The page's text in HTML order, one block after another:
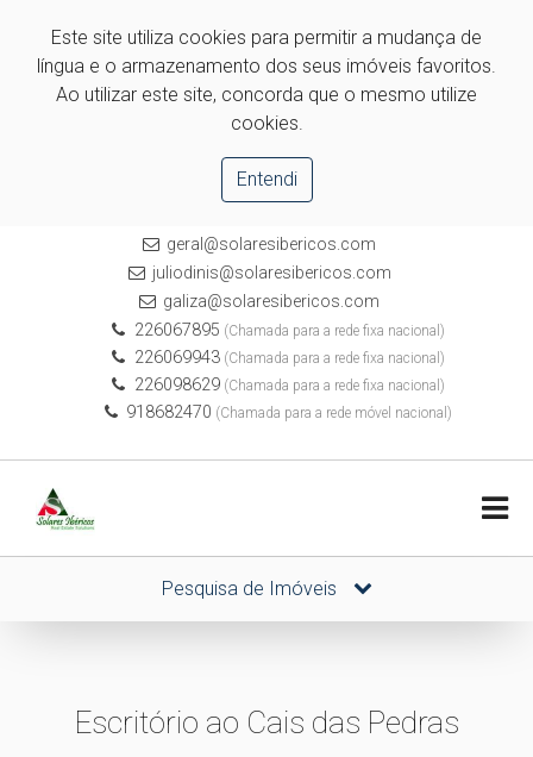
Este site utiliza cookies para permitir a mudança de
língua e o armazenamento dos seus imóveis favoritos.
Ao utilizar este site, concorda que o mesmo utilize
cookies.
Entendi
geral@solaresibericos.com
juliodinis@solaresibericos.com
galiza@solaresibericos.com
226067895 (Chamada para a rede fixa nacional)
226069943(Chamada para a rede fixa nacional)
226098629(Chamada para a rede fixa nacional)
918682470 (Chamada para a rede móvel nacional)
Pesquisa de Imóveis
Escritório ao Cais das Pedras